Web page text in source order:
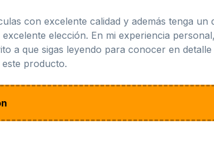
con excelente calidad y además tenga un
elección. En mi experiencia
a que sigas leyendo para conocer en detalle
producto.